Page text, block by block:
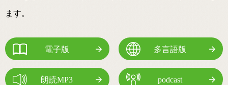
ます。
電子版 多言語版
朗読MP3 podcast